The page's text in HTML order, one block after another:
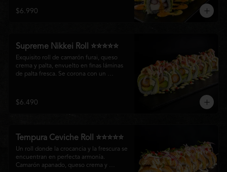
láminas de pulpo, ofreciendo una
combinación perfecta entre frescura,
$6.990
Supreme Nikkei Roll ⭐⭐⭐⭐⭐
Exquisito roll de camarón furai, queso
crema y palta, envuelto en finas láminas
de palta fresca. Se corona con un
fusión de texturas, frescura y sabores que
resaltan la esencia del Pacífico.
$6.490
Tempura Ceviche Roll ⭐⭐⭐⭐⭐
Un roll donde la crocancia y la frescura se
encuentran en perfecta armonía.
Camarón apanado, queso crema y